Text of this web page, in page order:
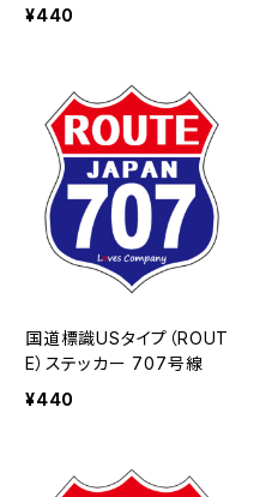
¥440
国道標識USタイプ（ROUT
E）ステッカー 707号線
¥440